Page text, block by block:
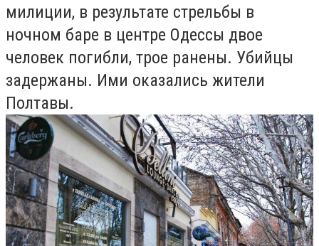
милиции, в результате стрельбы в
ночном баре в центре Одессы двое
человек погибли, трое ранены. Убийцы
задержаны. Ими оказались жители
Полтавы.